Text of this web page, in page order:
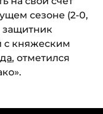
сезоне (2-0,
защитник
с княжеским
, отметился